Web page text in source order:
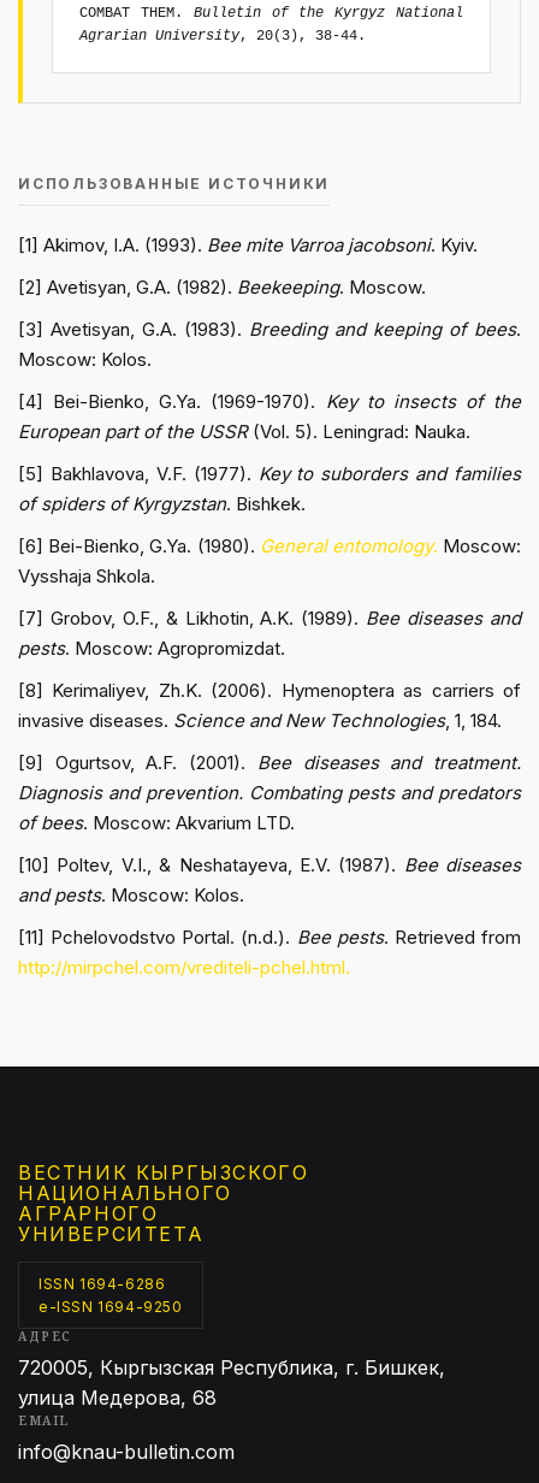
COMBAT THEM. Bulletin of the Kyrgyz National
Agrarian University, 20(3), 38-44.
ИСПОЛЬЗОВАННЫЕ ИСТОЧНИКИ
[1] Akimov, I.A. (1993). Bee mite Varroa jacobsoni. Kyiv.
[2] Avetisyan, G.A. (1982). Beekeeping. Moscow.
[3] Avetisyan, G.A. (1983). Breeding and keeping of bees.
Moscow: Kolos.
[4] Bei-Bienko, G.Ya. (1969-1970). Key to insects of the
European part of the USSR(Vol. 5). Leningrad: Nauka.
[5] Bakhlavova, V.F. (1977). Key to suborders and families
of spiders of Kyrgyzstan. Bishkek.
[6] Bei-Bienko, G.Ya. (1980). General entomology. Moscow:
Vysshaja Shkola.
[7] Grobov, O.F., & Likhotin, A.K. (1989). Bee diseases and
pests. Moscow: Agropromizdat.
[8] Kerimaliyev, Zh.K. (2006). Hymenoptera as carriers of
invasive diseases. Science and New Technologies, 1, 184.
[9] Ogurtsov, A.F. (2001). Bee diseases and treatment.
Diagnosis and prevention. Combating pests and predators
of bees. Moscow: Akvarium LTD.
[10] Poltev, V.I., & Neshatayeva, E.V. (1987). Bee diseases
and pests. Moscow: Kolos.
[11] Pchelovodstvo Portal. (n.d.). Bee pests. Retrieved from
http://mirpchel.com/vrediteli-pchel.html.
ВЕСТНИК КЫРГЫЗCКОГО
НАЦИОНАЛЬНОГО
АГРАРНОГО
УНИВЕРСИТЕТА
ISSN 1694-6286
e-ISSN 1694-9250
АДРЕС
720005, Кыргызская Республика, г. Бишкек,
улица Медерова, 68
EMAIL
info@knau-bulletin.com